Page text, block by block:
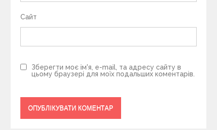
Сайт
Зберегти моє ім'я, e-mail, та адресу сайту в
цьому браузері для моїх подальших коментарів.